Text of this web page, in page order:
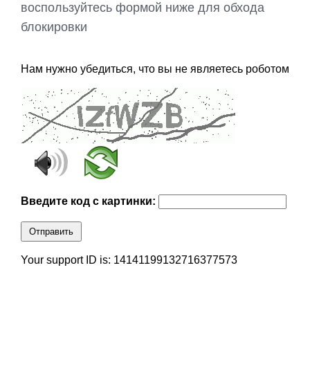
воспользуйтесь формой ниже для обхода
блокировки
Нам нужно убедиться, что вы не являетесь роботом
Введите код с картинки:
Отправить
Your support ID is: 14141199132716377573